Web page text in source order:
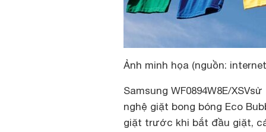
Ảnh minh họa (nguồn:
Samsung WF0894W8E/
nghệ giặt bong bóng Eco
giặt trước khi bắt đầu giặt,